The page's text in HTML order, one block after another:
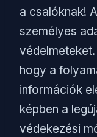
a csalóknak!
személyes
hogy a
információk
képben a
védekezési